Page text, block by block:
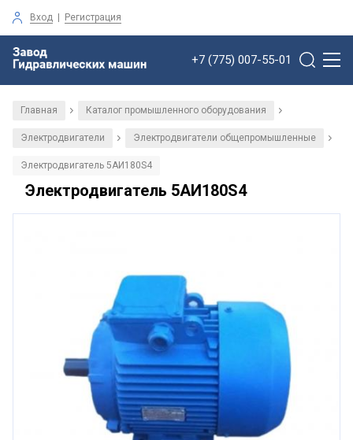
Вход | Регистрация
+7 (775) 007-55-01
Главная / Каталог промышленного оборудования /
Электродвигатели / Электродвигатели общепромышленные /
Электродвигатель 5АИ180S4
Электродвигатель 5АИ180S4